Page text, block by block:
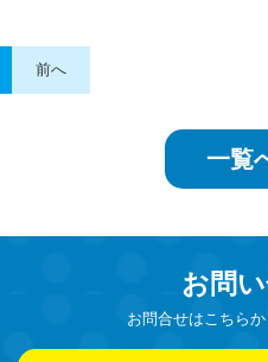
前へ
一覧
お問
お問合せはこちらか